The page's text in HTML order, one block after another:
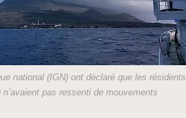
national (IGN) ont déclaré que les résidents
pas ressenti de mouvements